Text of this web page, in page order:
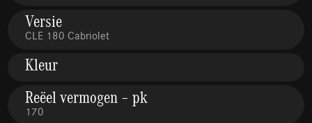
Versie
CLE 180 Cabriolet
Kleur
Reëel vermogen – pk
170